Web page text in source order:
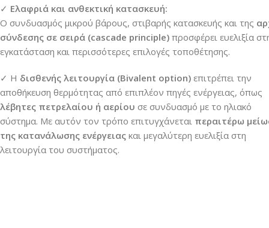
✓ Ελαφριά και ανθεκτική κατασκευή:
Ο συνδυασμός μικρού βάρους, στιβαρής κατασκευής και της
σύνδεσης σε σειρά (cascade principle) προσφέρει ευελιξία
εγκατάσταση και περισσότερες επιλογές τοποθέτησης.
✓ Η δισθενής λειτουργία (Bivalent option) επιτρέπει την
αποθήκευση θερμότητας από επιπλέον πηγές ενέργειας, όπως
λέβητες πετρελαίου ή αερίου σε συνδυασμό με το ηλιακό
σύστημα. Με αυτόν τον τρόπο επιτυγχάνεται περαιτέρω
της κατανάλωσης ενέργειας και μεγαλύτερη ευελιξία στη
λειτουργία του συστήματος.